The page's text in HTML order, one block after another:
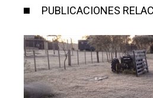
PUBLICACIONES